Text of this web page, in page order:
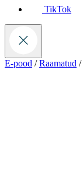
TikTok
E-pood /Raamatud /